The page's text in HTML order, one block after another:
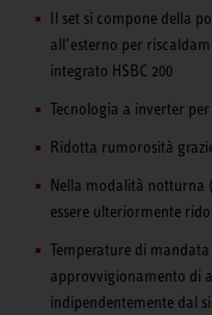
Il set si compone della
all’esterno per
integrato HSBC 200
Tecnologia a inverter
Ridotta rumorosità
Nella modalità notturna
essere ulteriormente
Temperature di
approvvigionamento di
indipendentemente dal